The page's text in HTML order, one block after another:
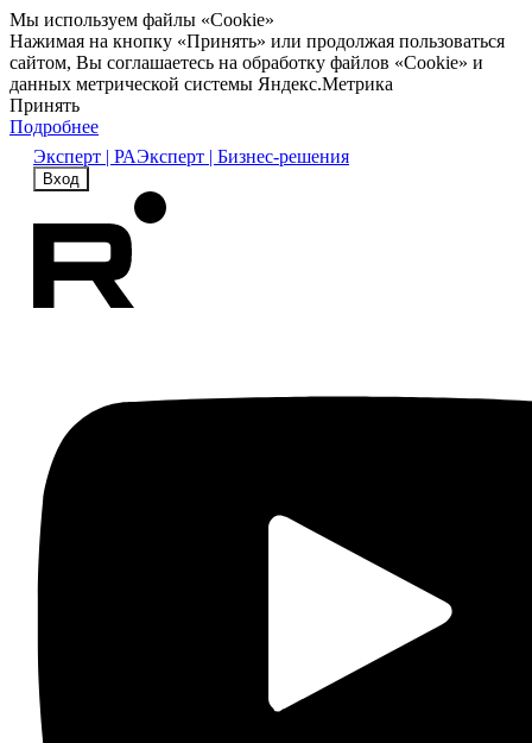
Мы используем файлы «Cookie»
Нажимая на кнопку «Принять» или продолжая пользоваться
сайтом, Вы соглашаетесь на обработку файлов «Cookie» и
данных метрической системы Яндекс.Метрика
Принять
Подробнее
Эксперт | РАЭксперт | Бизнес-решения
Вход